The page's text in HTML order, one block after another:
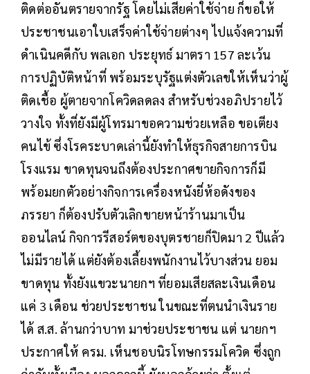
ติดต่ออันตรายจากรัฐ โดยไม่เสียค่าใช้จ่าย ก็ขอให้
ประชาชนเอาใบเสร็จค่าใช้จ่ายต่างๆ ไปแจ้งความที่
ดำเนินคดีกับ พลเอก ประยุทธ์ มาตรา 157 ละเว้น
การปฏิบัติหน้าที่ พร้อมระบุรัฐแต่งตัวเลขให้เห็นว่าผู้
ติดเชื้อ ผู้ตายจากโควิดลดลง สำหรับช่วงอภิปรายไว้
วางใจ ทั้งที่ยังมีผู้โทรมาขอความช่วยเหลือ ขอเตียง
คนไข้ ซึ่งโรคระบาดเล่านี้ยังทำให้ธุรกิจสายการบิน
โรงแรม ขาดทุนจนถึงต้องประกาศขายกิจการก็มี
พร้อมยกตัวอย่างกิจการเครื่องหนังยี่ห้อดังของ
ภรรยา ก็ต้องปรับตัวเลิกขายหน้าร้านมาเป็น
ออนไลน์ กิจการรีสอร์ตของบุตรชายก็ปิดมา 2 ปีแล้ว
ไม่มีรายได้ แต่ยังต้องเลี้ยงพนักงานไว้บางส่วน ยอม
ขาดทุน ทั้งยังแขวะนายกฯ ที่ยอมเสียสละเงินเดือน
แค่ 3 เดือน ช่วยประชาชน ในขณะที่ตนนำเงินราย
ได้ ส.ส. ล้านกว่าบาท มาช่วยประชาชน แต่ นายกฯ
ประกาศให้ ครม. เห็นชอบนิรโทษกรรมโควิด ซึ่งถูก